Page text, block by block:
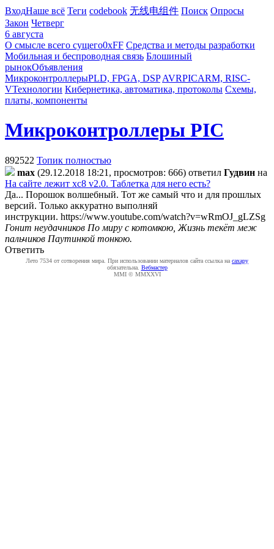
ВходНаше всё Теги codebook 无线电组件 Поиск Опросы
Закон Четверг
6 августа
О смысле всего сущего0xFF Средства и методы разработки
Мобильная и беспроводная связь Блошиный
рынокОбъявления
МикроконтроллерыPLD, FPGA, DSP AVRPICARM, RISC-
VТехнологии Кибернетика, автоматика, протоколы Схемы,
платы, компоненты
Микроконтроллеры PIC
892522 Топик полностью
max (29.12.2018 18:21, просмотров: 666) ответил Гудвин на
На сайте лежит xc8 v2.0. Таблетка для него есть?
Да... Порошок волшебный. Тот же самый что и для прошлых
версий. Только аккуратно выполняй
инструкции. https://www.youtube.com/watch?v=wRmOJ_gLZSg
Гонит неудачников По миру с котомкою, Жизнь текёт меж
пальчиков Паутинкой тонкою.
Ответить
Лето 7534 от сотворения мира. При использовании материалов сайта ссылка на caxapу
обязательна. Вебмастер
MMI © MMXXVI